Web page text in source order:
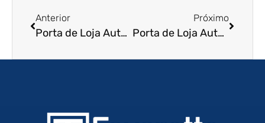
Anterior
Porta de Loja Automática em Jundiai – SP
Próximo
Porta de Loja Automática em Praia Grande – SP